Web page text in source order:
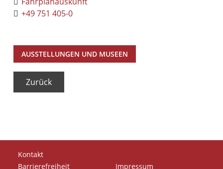
+49 751 405-0
AUSSTELLUNGEN UND MUSEEN
Zurück
Kontakt
Barrierefreiheit
Impressum